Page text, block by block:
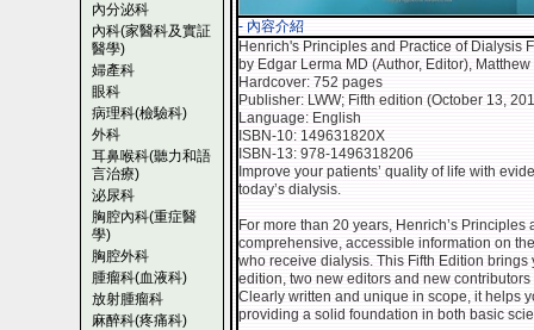
內分泌科
內科(家醫科及實証
醫學)
婦產科
眼科
病理科(檢驗科)
外科
耳鼻喉科(聽力和語
言治療)
泌尿科
胸腔內科(重症醫
學)
胸腔外科
腫瘤科(血液科)
放射腫瘤科
麻醉科(疼痛科)
- 內容介紹
Henrich's Principles and Practice of Dialysis
by Edgar Lerma MD (Author, Editor),
Hardcover: 752 pages
Publisher: LWW; Fifth edition (October 13,
Language: English
ISBN-10: 149631820X
ISBN-13: 978-1496318206
Improve your patients’ quality of life with
today’s dialysis.
For more than 20 years, Henrich’s
comprehensive, accessible information on
who receive dialysis. This Fifth Edition
edition, two new editors and new
Clearly written and unique in scope, it helps
providing a solid foundation in both basic